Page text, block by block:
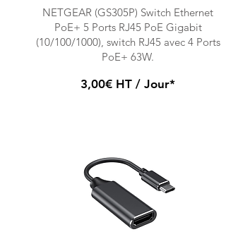
NETGEAR (GS305P) Switch Ethernet
PoE+ 5 Ports RJ45 PoE Gigabit
(10/100/1000), switch RJ45 avec 4 Ports
PoE+ 63W.
3,00€ HT / Jour*